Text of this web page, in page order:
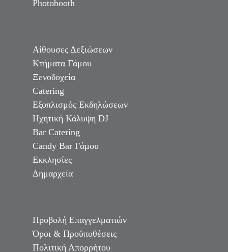
Photobooth
Αίθουσες Δεξιώσεων
Κτήματα Γάμου
Ξενοδοχεία
Catering
Εξοπλισμός Εκδηλώσεων
Ηχητική Κάλυψη DJ
Bar Catering
Candy Bar Γάμου
Εκκλησίες
Δημαρχεία
Προβολή Επαγγελματιών
Όροι & Προϋποθέσεις
Πολιτική Απορρήτου